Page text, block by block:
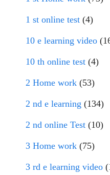
1 st online test (4)
10 e learning video
10 th online test (4)
2 Home work (53)
2 nd e learning (134)
2 nd online Test (10)
3 Home work (75)
3 rd e learning video